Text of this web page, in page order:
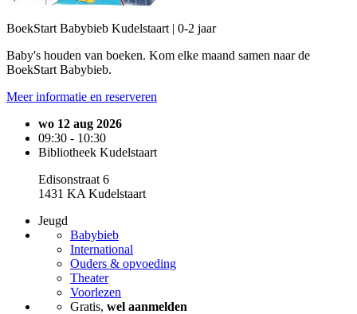
BoekStart Babybieb Kudelstaart | 0-2 jaar
Baby's houden van boeken. Kom elke maand samen naar de
BoekStart Babybieb.
Meer informatie en reserveren
wo 12 aug 2026
09:30 - 10:30
Bibliotheek Kudelstaart
Edisonstraat 6
1431 KA Kudelstaart
Jeugd
Babybieb
International
Ouders & opvoeding
Theater
Voorlezen
Gratis, wel aanmelden